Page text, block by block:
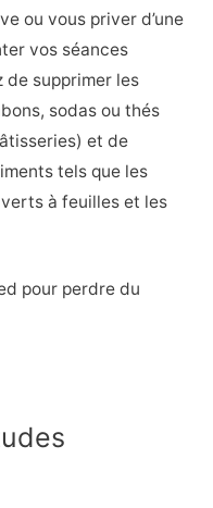
ou vous priver d’une
vos séances
de supprimer les
sodas ou thés
et de
tels que les
à feuilles et les
pour perdre du